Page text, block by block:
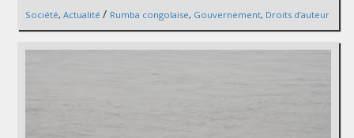
Société, Actualité / Rumba congolaise, Gouvernement, Droits d’auteur